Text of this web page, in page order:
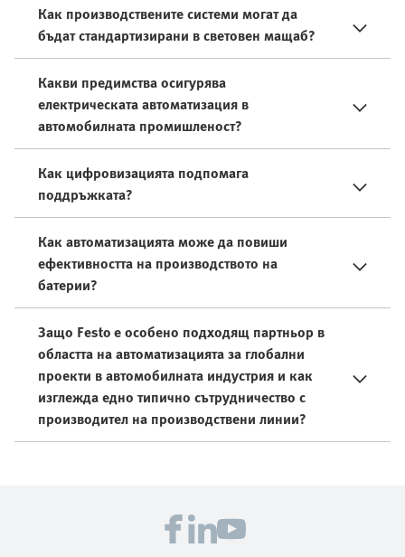
Как производствените системи могат да
бъдат стандартизирани в световен мащаб?
Какви предимства осигурява
електрическата автоматизация в
автомобилната промишленост?
Как цифровизацията подпомага
поддръжката?
Как автоматизацията може да повиши
ефективността на производството на
батерии?
Защо Festo е особено подходящ партньор в
областта на автоматизацията за глобални
проекти в автомобилната индустрия и как
изглежда едно типично сътрудничество с
производител на производствени линии?